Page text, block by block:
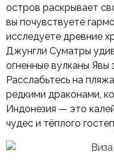
остров раскрывает
вы почувствуете
исследуете древние
Джунгли Суматры
огненные вулканы Явы
Расслабьтесь на
редкими драконами,
Индонезия — это
чудес и тёплого